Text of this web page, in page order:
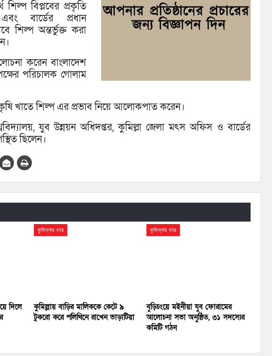
শিল্প বিপ্লবের প্রকৃতি
বার্ডের প্রধান
শিল্প অন্তর্ভুক্ত করা
করেন বাংলাদেশ
পরিচালক গোলাম
খাতে শিল্প এর প্রভাব নিয়ে আলোকপাত করেন।
যুব উন্নয়ন অধিদপ্তর, কুমিল্লা জেলা মৎস অফিস ও বার্ডের
ছিলেন।
দিলে
কুমিল্লার খবর
কুমিল্লায় বাড়ির মালিককে কেটে ৯
টুকরো করে পলিথিনে রাখেন ভাড়াটিয়া
কুমিল্লার খবর
বুড়িচংয়ে মইনীয়া যুব ফোরামের
আলোচনা সভা অনুষ্ঠিত, ৩১ সদস্যের
কমিটি গঠন